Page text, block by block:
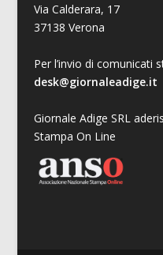
Via Calderara, 17
37138 Verona
Per l’invio di comunicati
desk@giornaleadige.it
Giornale Adige SRL
Stampa On Line